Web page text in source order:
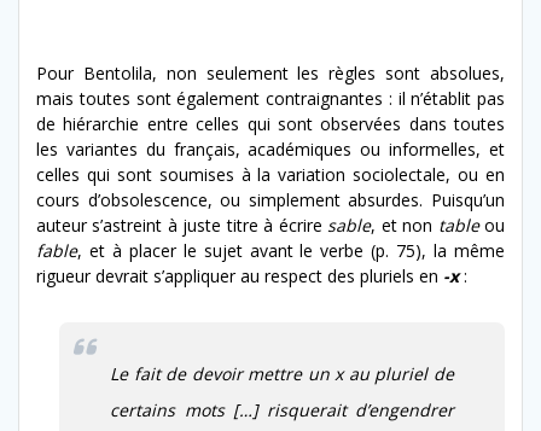
Pour Bentolila, non seulement les règles sont absolues,
mais toutes sont également contraignantes : il n’établit pas
de hiérarchie entre celles qui sont observées dans toutes
les variantes du français, académiques ou informelles, et
celles qui sont soumises à la variation sociolectale, ou en
cours d’obsolescence, ou simplement absurdes. Puisqu’un
auteur s’astreint à juste titre à écriresable, et non tableou
fable, et à placer le sujet avant le verbe (p. 75), la même
rigueur devrait s’appliquer au respect des pluriels en -x:
Le fait de devoir mettre un x au pluriel de
certains mots […] risquerait d’engendrer